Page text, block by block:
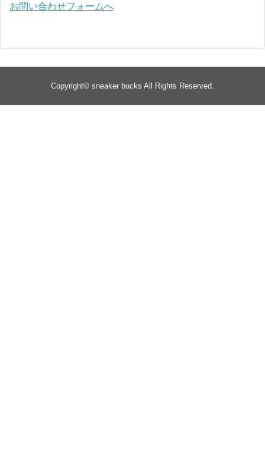
お問い合わせフォームへ
Copyright© sneaker bucks All Rights Reserved.